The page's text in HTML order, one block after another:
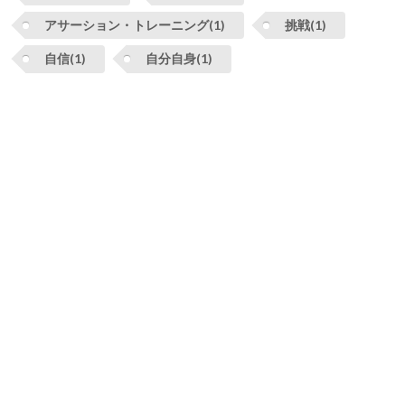
アサーション・トレーニング(1) 挑戦(1)
自信(1) 自分自身(1)